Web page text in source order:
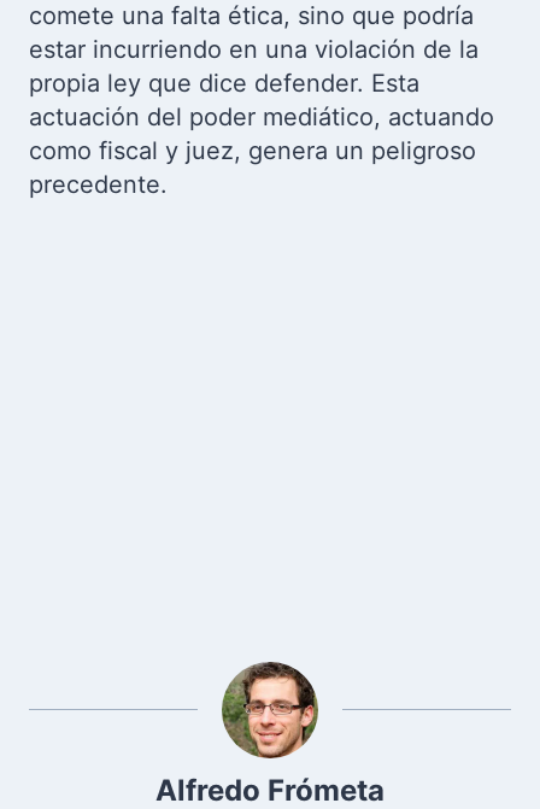
comete una falta ética, sino que podría
estar incurriendo en una violación de la
propia ley que dice defender. Esta
actuación del poder mediático, actuando
como fiscal y juez, genera un peligroso
precedente.
Alfredo Frómeta